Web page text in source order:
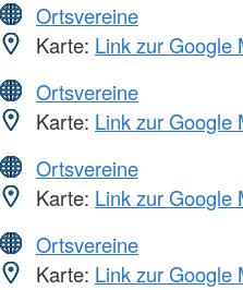
Ortsvereine
Karte: Link zur Google
Ortsvereine
Karte: Link zur Google
Ortsvereine
Karte: Link zur Google
Ortsvereine
Karte: Link zur Google